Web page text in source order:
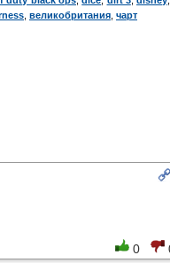
великобритания чарт
0